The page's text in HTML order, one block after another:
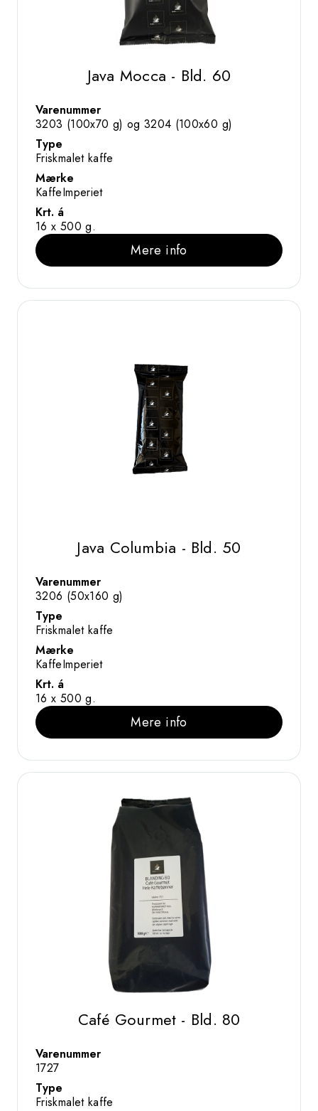
Java Mocca - Bld. 60
Varenummer
3203 (100x70 g) og 3204 (100x60 g)
Type
Friskmalet kaffe
Mærke
KaffeImperiet
Krt. á
16 x 500 g.
Mere info
Java Columbia - Bld. 50
Varenummer
3206 (50x160 g)
Type
Friskmalet kaffe
Mærke
KaffeImperiet
Krt. á
16 x 500 g.
Mere info
Café Gourmet - Bld. 80
Varenummer
1727
Type
Friskmalet kaffe